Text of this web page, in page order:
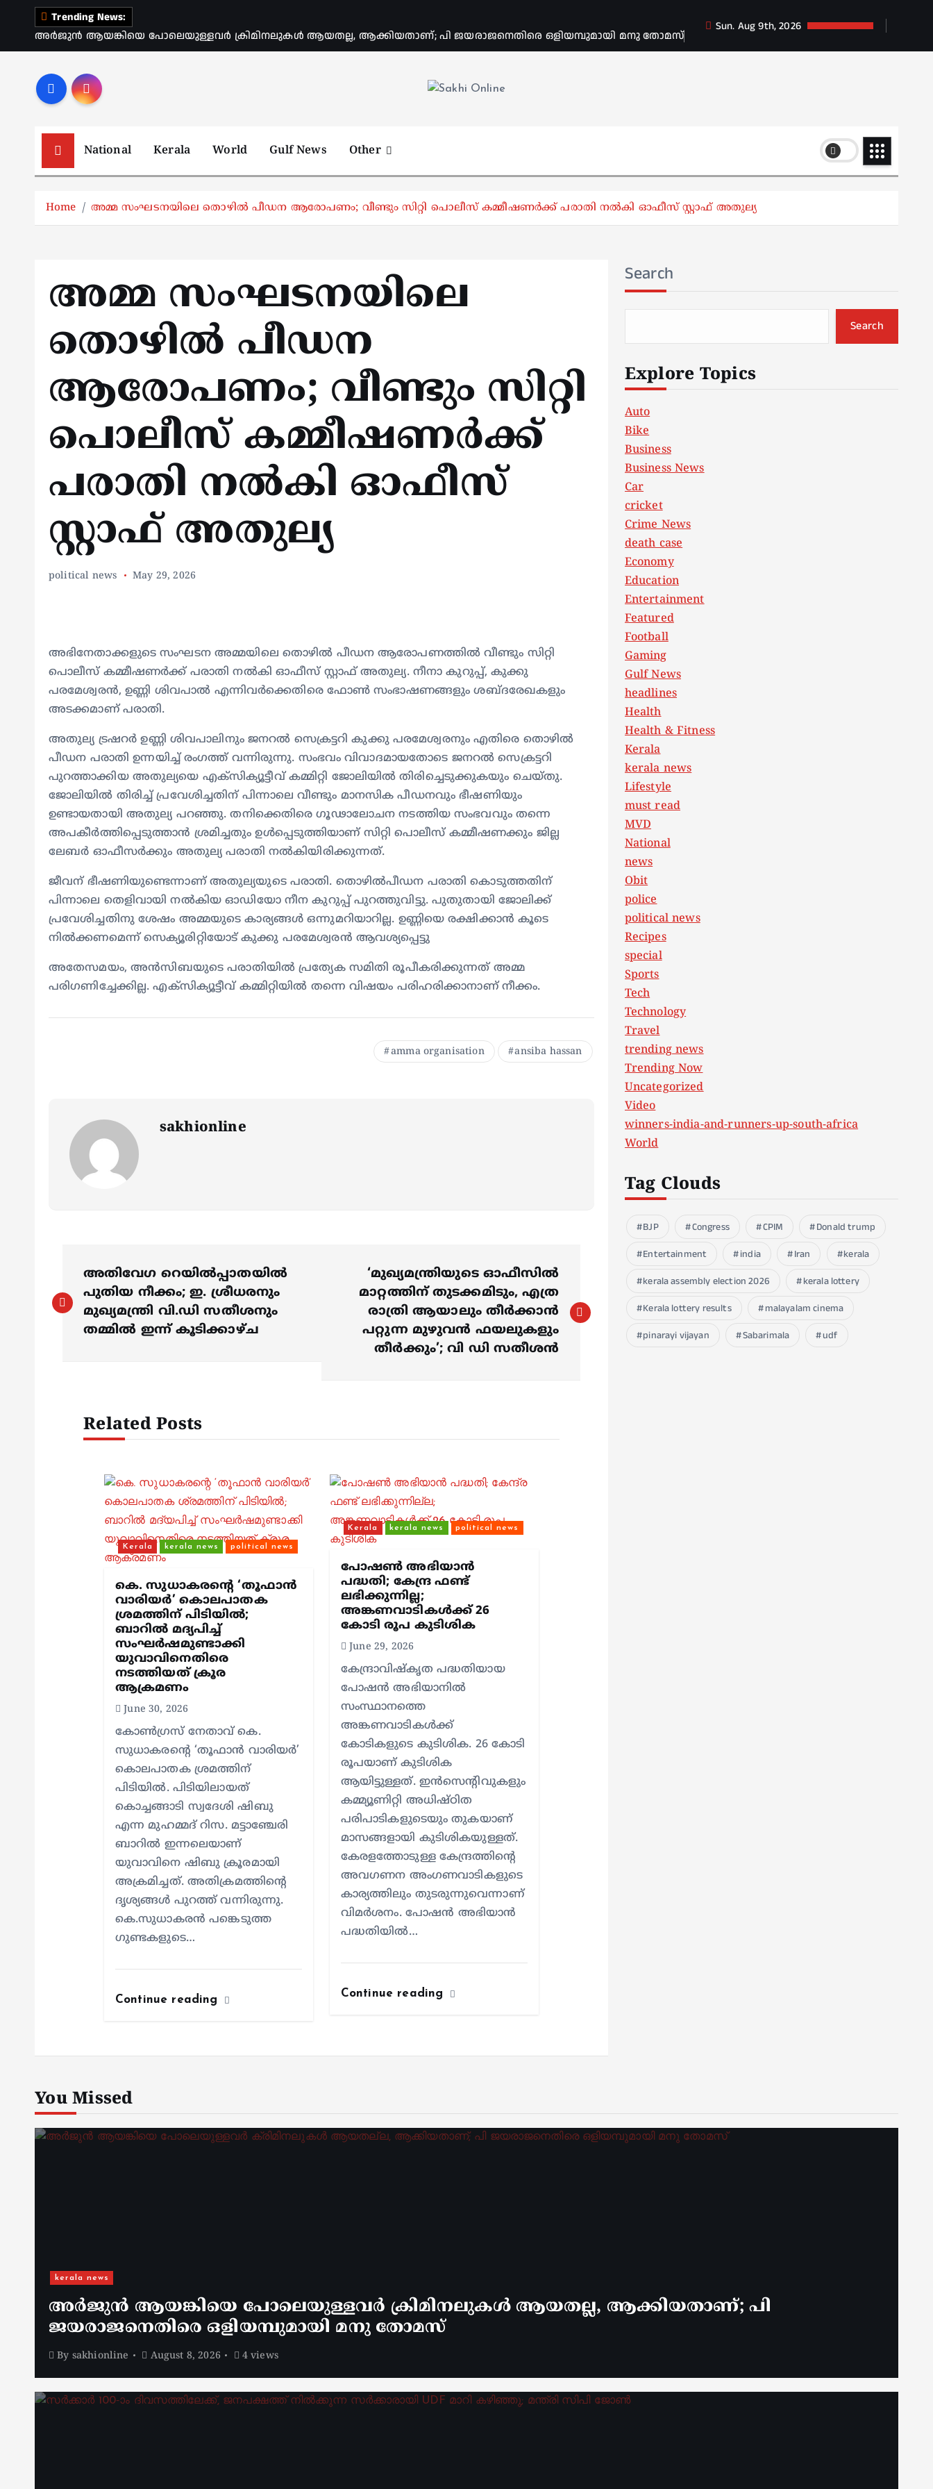
Trending News:
അർജുൻ ആയങ്കിയെ പോലെയുള്ളവർ ക്രിമിനലുകൾ ആയതല്ല, ആക്കിയതാണ്; പി ജയരാജനെതിരെ ഒളിയമ്പുമായി മനു തോമസ്
Sun. Aug 9th, 2026
National Kerala World Gulf News Other
Home അമ്മ സംഘടനയിലെ തൊഴില്‍ പീഡന ആരോപണം; വീണ്ടും സിറ്റി പൊലീസ് കമ്മീഷണര്‍ക്ക് പരാതി നല്‍കി ഓഫീസ് സ്റ്റാഫ് അതുല്യ
അമ്മ സംഘടനയിലെ
തൊഴില്‍ പീഡന
ആരോപണം; വീണ്ടും സിറ്റി
പൊലീസ് കമ്മീഷണര്‍ക്ക്
പരാതി നല്‍കി ഓഫീസ്
സ്റ്റാഫ് അതുല്യ
political news May 29, 2026
അഭിനേതാക്കളുടെ സംഘടന അമ്മയിലെ തൊഴില്‍ പീഡന ആരോപണത്തില്‍ വീണ്ടും സിറ്റി
പൊലീസ് കമ്മീഷണര്‍ക്ക് പരാതി നല്‍കി ഓഫീസ് സ്റ്റാഫ് അതുല്യ. നീനാ കുറുപ്പ്, കുക്കു
പരമേശ്വരന്‍, ഉണ്ണി ശിവപാല്‍ എന്നിവര്‍ക്കെതിരെ ഫോണ്‍ സംഭാഷണങ്ങളും ശബ്ദരേഖകളും
അടക്കമാണ് പരാതി.
അതുല്യ ട്രഷറര്‍ ഉണ്ണി ശിവപാലിനും ജനറല്‍ സെക്രട്ടറി കുക്കു പരമേശ്വരനും എതിരെ തൊഴില്‍
പീഡന പരാതി ഉന്നയിച്ച് രംഗത്ത് വന്നിരുന്നു. സംഭവം വിവാദമായതോടെ ജനറല്‍ സെക്രട്ടറി
പുറത്താക്കിയ അതുല്യയെ എക്‌സിക്യൂട്ടീവ് കമ്മിറ്റി ജോലിയില്‍ തിരിച്ചെടുക്കുകയും ചെയ്തു.
ജോലിയില്‍ തിരിച്ച് പ്രവേശിച്ചതിന് പിന്നാലെ വീണ്ടും മാനസിക പീഡനവും ഭീഷണിയും
ഉണ്ടായതായി അതുല്യ പറഞ്ഞു. തനിക്കെതിരെ ഗൂഢാലോചന നടത്തിയ സംഭവവും തന്നെ
അപകീര്‍ത്തിപ്പെടുത്താന്‍ ശ്രമിച്ചതും ഉള്‍പ്പെടുത്തിയാണ് സിറ്റി പൊലീസ് കമ്മീഷണക്കും ജില്ല
ലേബര്‍ ഓഫീസര്‍ക്കും അതുല്യ പരാതി നല്‍കിയിരിക്കുന്നത്.
ജീവന് ഭീഷണിയുണ്ടെന്നാണ് അതുല്യയുടെ പരാതി. തൊഴില്‍പീഡന പരാതി കൊടുത്തതിന്
പിന്നാലെ തെളിവായി നല്‍കിയ ഓഡിയോ നീന കുറുപ്പ് പുറത്തുവിട്ടു. പുതുതായി ജോലിക്ക്
പ്രവേശിച്ചതിനു ശേഷം അമ്മയുടെ കാര്യങ്ങള്‍ ഒന്നുമറിയാറില്ല. ഉണ്ണിയെ രക്ഷിക്കാന്‍ കൂടെ
നില്‍ക്കണമെന്ന് സെക്യൂരിറ്റിയോട് കുക്കു പരമേശ്വരന്‍ ആവശ്യപ്പെട്ടു
അതേസമയം, അന്‍സിബയുടെ പരാതിയില്‍ പ്രത്യേക സമിതി രൂപീകരിക്കുന്നത് അമ്മ
പരിഗണിച്ചേക്കില്ല. എക്‌സിക്യൂട്ടീവ് കമ്മിറ്റിയില്‍ തന്നെ വിഷയം പരിഹരിക്കാനാണ് നീക്കം.
amma organisation ansiba hassan
sakhionline
o
അതിവേഗ റെയിൽപ്പാതയിൽ
പുതിയ നീക്കം; ഇ. ശ്രീധരനും
മുഖ്യമന്ത്രി വി.ഡി സതീശനും
തമ്മിൽ ഇന്ന് കൂടിക്കാഴ്ച
‘മുഖ്യമന്ത്രിയുടെ ഓഫീസിൽ
മാറ്റത്തിന് തുടക്കമിടും, എത്ര
രാത്രി ആയാലും തീർക്കാൻ
പറ്റുന്ന മുഴുവൻ ഫയലുകളും
തീർക്കും’; വി ഡി സതീശൻ
Related Posts
Kerala kerala news political news
കെ. സുധാകരന്റെ ‘തൂഫാൻ
വാരിയർ’ കൊലപാതക
ശ്രമത്തിന് പിടിയിൽ;
ബാറില്‍ മദ്യപിച്ച്
സംഘര്‍ഷമുണ്ടാക്കി
യുവാവിനെതിരെ
നടത്തിയത് ക്രൂര
ആക്രമണം
June 30, 2026
കോൺഗ്രസ് നേതാവ് കെ.
സുധാകരന്റെ ‘തൂഫാൻ വാരിയർ’
കൊലപാതക ശ്രമത്തിന്
പിടിയിൽ. പിടിയിലായത്
കൊച്ചങ്ങാടി സ്വദേശി ഷിബു
എന്ന മുഹമ്മദ് റിസ. മട്ടാഞ്ചേരി
ബാറിൽ ഇന്നലെയാണ്
യുവാവിനെ ഷിബു ക്രൂരമായി
അക്രമിച്ചത്. അതിക്രമത്തിന്റെ
ദൃശ്യങ്ങൾ പുറത്ത് വന്നിരുന്നു.
കെ.സുധാകരൻ പങ്കെടുത്ത
ഗുണ്ടകളുടെ…
Continue reading
Kerala kerala news political news
പോഷണ്‍ അഭിയാന്‍
പദ്ധതി; കേന്ദ്ര ഫണ്ട്
ലഭിക്കുന്നില്ല;
അങ്കണവാടികള്‍ക്ക് 26
കോടി രൂപ കുടിശിക
June 29, 2026
കേന്ദ്രാവിഷ്‌കൃത പദ്ധതിയായ
പോഷന്‍ അഭിയാനില്‍
സംസ്ഥാനത്തെ
അങ്കണവാടികള്‍ക്ക്
കോടികളുടെ കുടിശിക. 26 കോടി
രൂപയാണ് കുടിശിക
ആയിട്ടുള്ളത്. ഇന്‍സെന്റിവുകളും
കമ്മ്യൂണിറ്റി അധിഷ്ഠിത
പരിപാടികളുടെയും തുകയാണ്
മാസങ്ങളായി കുടിശികയുള്ളത്.
കേരളത്തോടുള്ള കേന്ദ്രത്തിന്റെ
അവഗണന അംഗണവാടികളുടെ
കാര്യത്തിലും തുടരുന്നുവെന്നാണ്
വിമര്‍ശനം. പോഷന്‍ അഭിയാന്‍
പദ്ധതിയില്‍…
Continue reading
Search
Search
Explore Topics
Auto
Bike
Business
Business News
Car
cricket
Crime News
death case
Economy
Education
Entertainment
Featured
Football
Gaming
Gulf News
headlines
Health
Health & Fitness
Kerala
kerala news
Lifestyle
must read
MVD
National
news
Obit
police
political news
Recipes
special
Sports
Tech
Technology
Travel
trending news
Trending Now
Uncategorized
Video
winners-india-and-runners-up-south-africa
World
Tag Clouds
BJP Congress CPIM
Donald trump
Entertainment
india Iran
kerala
kerala assembly election 2026
kerala lottery
Kerala lottery results
malayalam cinema
pinarayi vijayan
Sabarimala udf
You Missed
kerala news
അർജുൻ ആയങ്കിയെ പോലെയുള്ളവർ ക്രിമിനലുകൾ ആയതല്ല, ആക്കിയതാണ്; പി
ജയരാജനെതിരെ ഒളിയമ്പുമായി മനു തോമസ്
By sakhionline August 8, 2026 4 views